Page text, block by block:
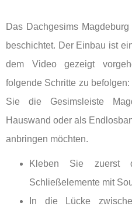
Das Dachgesims
beschichtet. Der Einbau ist
dem Video gezeigt
folgende Schritte zu
Sie die Gesimsleiste
Hauswand oder als
anbringen möchten.
Kleben Sie zuerst
Schließelemente mit
In die Lücke